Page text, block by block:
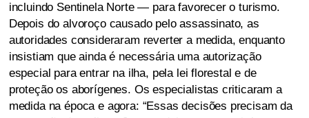
incluindo Sentinela Norte — para favorecer o turismo.
Depois do alvoroço causado pelo assassinato, as
autoridades consideraram reverter a medida, enquanto
insistiam que ainda é necessária uma autorização
especial para entrar na ilha, pela lei florestal e de
proteção os aborígenes. Os especialistas criticaram a
medida na época e agora: “Essas decisões precisam da